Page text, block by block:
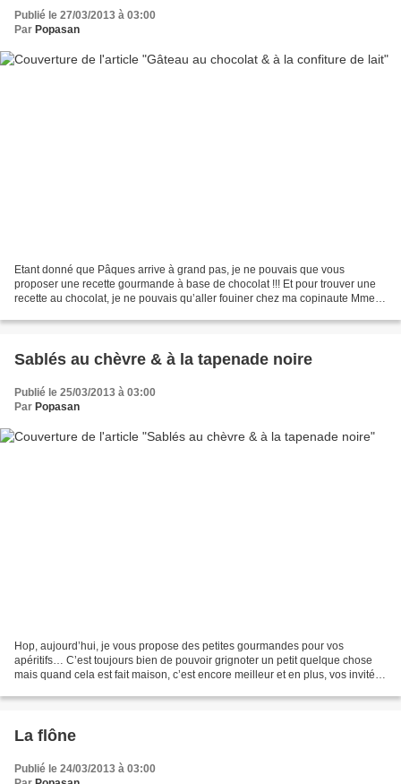
Publié le 27/03/2013 à 03:00
Par Popasan
Etant donné que Pâques arrive à grand pas, je ne pouvais que vous
proposer une recette gourmande à base de chocolat !!! Et pour trouver une
recette au chocolat, je ne pouvais qu’aller fouiner chez ma copinaute Mme
Sablés au chèvre & à la tapenade noire
Publié le 25/03/2013 à 03:00
Par Popasan
Hop, aujourd’hui, je vous propose des petites gourmandes pour vos
apéritifs… C’est toujours bien de pouvoir grignoter un petit quelque chose
mais quand cela est fait maison, c’est encore meilleur et en plus, vos invités
La flône
Publié le 24/03/2013 à 03:00